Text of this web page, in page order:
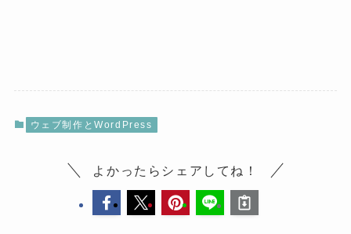
ウェブ制作とWordPress
よかったらシェアしてね！